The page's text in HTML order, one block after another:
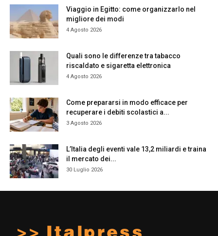
Viaggio in Egitto: come organizzarlo nel
migliore dei modi
4 Agosto 2026
Quali sono le differenze tra tabacco
riscaldato e sigaretta elettronica
4 Agosto 2026
Come prepararsi in modo efficace per
recuperare i debiti scolastici a...
3 Agosto 2026
L’Italia degli eventi vale 13,2 miliardi e traina
il mercato dei...
30 Luglio 2026